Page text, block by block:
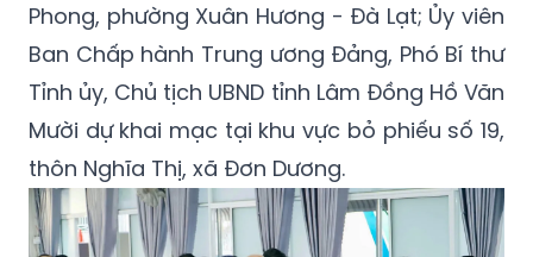
Phong, phường Xuân Hương - Đà Lạt; Ủy viên
Ban Chấp hành Trung ương Đảng, Phó Bí thư
Tỉnh ủy, Chủ tịch UBND tỉnh Lâm Đồng Hồ Văn
Mười dự khai mạc tại khu vực bỏ phiếu số 19,
thôn Nghĩa Thị, xã Đơn Dương.